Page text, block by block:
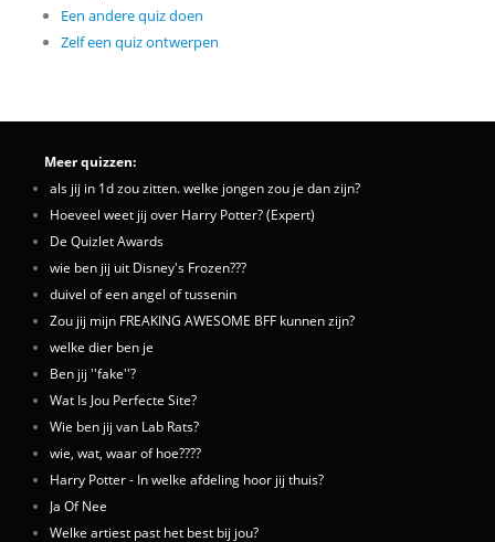
Een andere quiz doen
Zelf een quiz ontwerpen
Meer quizzen:
als jij in 1d zou zitten. welke jongen zou je dan zijn?
Hoeveel weet jij over Harry Potter? (Expert)
De Quizlet Awards
wie ben jij uit Disney's Frozen???
duivel of een angel of tussenin
Zou jij mijn FREAKING AWESOME BFF kunnen zijn?
welke dier ben je
Ben jij ''fake''?
Wat Is Jou Perfecte Site?
Wie ben jij van Lab Rats?
wie, wat, waar of hoe????
Harry Potter - In welke afdeling hoor jij thuis?
Ja Of Nee
Welke artiest past het best bij jou?